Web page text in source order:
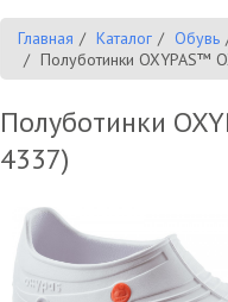
Главная Каталог Обувь
Полуботинки OXYPAS™
Полуботинки
4337)